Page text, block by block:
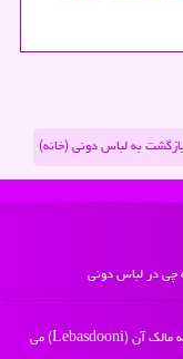
به لباس دونی (خانه)
چی در لباس دونی
lebasdooni.ir - مالکیت معنوی سایت لباس دونی متعلق به مالک آن (Lebasdooni) می